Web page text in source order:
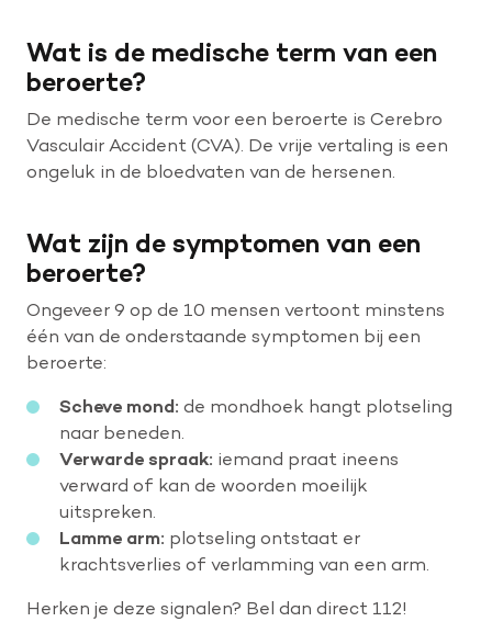
Wat is de medische term van een
beroerte?
De medische term voor een beroerte is Cerebro
Vasculair Accident (CVA). De vrije vertaling is een
ongeluk in de bloedvaten van de hersenen.
Wat zijn de symptomen van een
beroerte?
Ongeveer 9 op de 10 mensen vertoont minstens
één van de onderstaande symptomen bij een
beroerte:
Scheve mond: de mondhoek hangt plotseling
naar beneden.
Verwarde spraak: iemand praat ineens
verward of kan de woorden moeilijk
uitspreken.
Lamme arm: plotseling ontstaat er
krachtsverlies of verlamming van een arm.
Herken je deze signalen? Bel dan direct 112!